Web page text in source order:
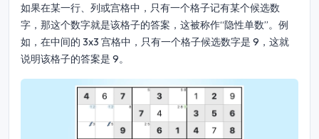
如果在某一行、列或宫格中，只有一个格子记有某个候选数
字，那这个数字就是该格子的答案，这被称作“隐性单数”。例
如，在中间的 3x3 宫格中，只有一个格子候选数字是 9，这就
说明该格子的答案是 9。